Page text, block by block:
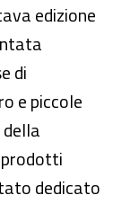
edizione
di
e piccole
dedicato